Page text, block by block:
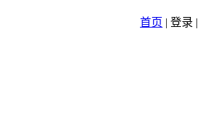
首页 | 登录 |